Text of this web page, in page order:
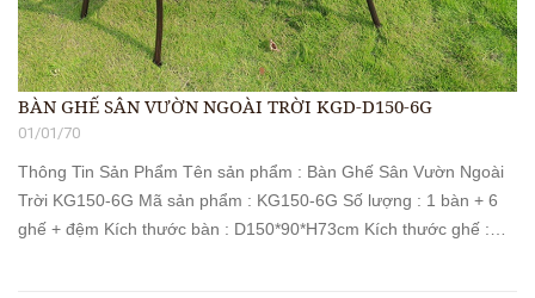
BÀN GHẾ SÂN VƯỜN NGOÀI TRỜI KGD-D150-6G
01/01/70
Thông Tin Sản Phẩm Tên sản phẩm : Bàn Ghế Sân Vườn Ngoài
Trời KG150-6G Mã sản phẩm : KG150-6G Số lượng : 1 bàn + 6
ghế + đệm Kích thước bàn : D150*90*H73cm Kích thước ghế :